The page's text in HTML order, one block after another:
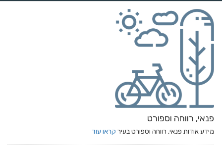
פנאי, רווחה וספורט
מידע אודות פנאי, רווחה וספורט בעיר קראו עוד